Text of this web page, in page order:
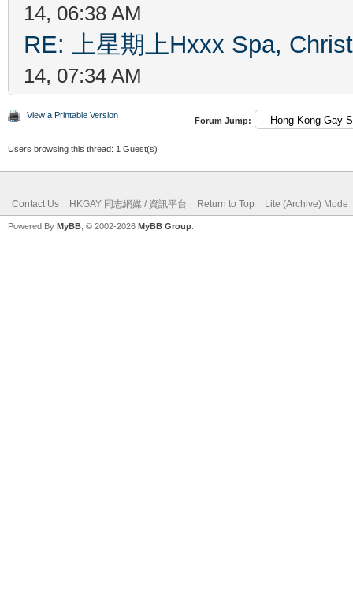
14, 06:38 AM
RE: 上星期上Hxxx Spa,
14, 07:34 AM
View a Printable Version
Forum Jump:
Users browsing this thread: 1 Guest(s)
Contact Us HKGAY 同志網媒 / 資訊平台 Return to Top Lite (Archive) Mode
Powered By MyBB , © 2002-2026 MyBB Group